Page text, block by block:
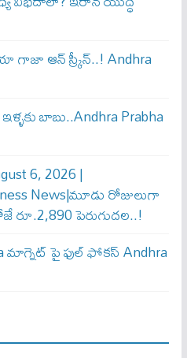
గాజా ఆన్ స్క్రీన్‌..! Andhra
బాబు..Andhra Prabha
6, 2026 |
News|మూడు రోజులుగా
రూ.2,890 పెరుగుద‌ల‌..!
మాగ్నెట్ పై ఫుల్ ఫోక‌స్ Andhra